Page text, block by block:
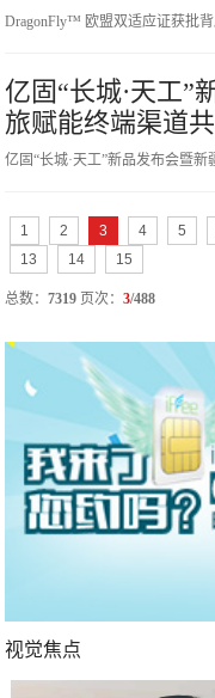
DragonFly™ 欧盟双适应证获批
亿固“长城·天工”
旅赋能终端渠道
亿固“长城·天工”新品发布会暨新
1 2 3 4 5
13
14 15
总数：7319 页次：3/488
视觉焦点